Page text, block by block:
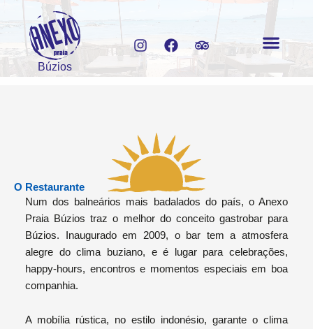
para
conteúdo
Búzios
n
s
t
m
a
c
e
r
i
p
o
O Restaurante
Num dos balneários mais badalados do país, o Anexo
Praia Búzios traz o melhor do conceito gastrobar para
Búzios. Inaugurado em 2009, o bar tem a atmosfera
alegre do clima buziano, e é lugar para celebrações,
happy-hours, encontros e momentos especiais em boa
companhia.
A mobília rústica, no estilo indonésio, garante o clima